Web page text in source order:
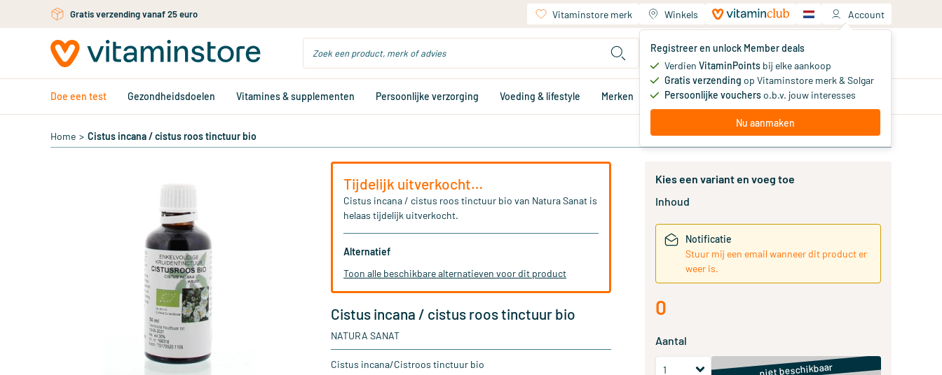
Ga naar de hoofdinhoud Vitaminstore merk Winkels Account
Registreer en unlock Member deals
Verdien VitaminPoints bij elke aankoop
Gratis verzending op Vitaminstore merk & Solgar
Persoonlijke voucherso.b.v. jouw interesses
Nu aanmaken
Jouw winkelwagen
Je hebt nog geen producten
Doe een test Gezondheidsdoelen Vitamines & supplementen Persoonlijke verzorging Voeding & lifestyle Merken Aanbiedingen Memberdeals
Home > Cistus incana / cistus roos tinctuur bio
Tijdelijk uitverkocht…
Cistus incana / cistus roos tinctuur bio van Natura Sanat is
helaas tijdelijk uitverkocht.
Alternatief
Toon alle beschikbare alternatieven voor dit product
Cistus incana / cistus roos tinctuur bio
NATURA SANAT
Cistus incana/Cistroos tinctuur bio
Kies een variant en voeg toe
Inhoud
Notificatie
Stuur mij een email wanneer dit product er
weer is.
0
Aantal
niet beschikbaar